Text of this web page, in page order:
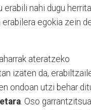
erabili nahi dugu
egokia zein
ateratzeko
izaten da,
ondoan utzi behar
. Oso